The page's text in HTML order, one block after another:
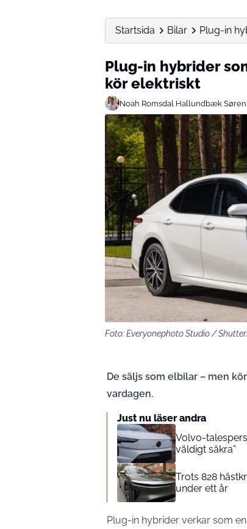
Startsida Bilar Plug-in
Plug-in hybrider
kör elektriskt
Noah Romsdal Hallundbæk
Foto: Everyonephoto Studio /
De säljs som elbilar – men
vardagen.
Just nu läser andra
Volvo-
väldigt säkra”
Trots 828
under ett år
Plug-in hybrider verkar som